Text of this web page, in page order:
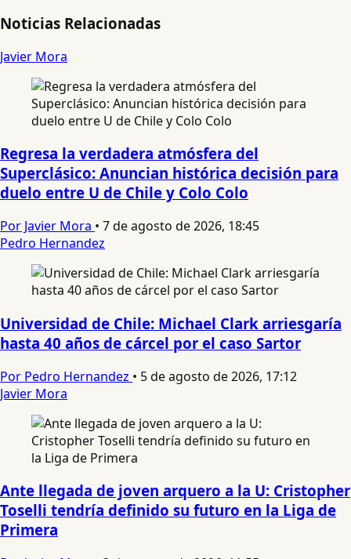
Noticias Relacionadas
Javier Mora
Regresa la verdadera atmósfera del
Superclásico: Anuncian histórica decisión para
duelo entre U de Chile y Colo Colo
Por Javier Mora • 7 de agosto de 2026, 18:45
Pedro Hernandez
Universidad de Chile: Michael Clark arriesgaría
hasta 40 años de cárcel por el caso Sartor
Por Pedro Hernandez • 5 de agosto de 2026, 17:12
Javier Mora
Ante llegada de joven arquero a la U: Cristopher
Toselli tendría definido su futuro en la Liga de
Primera